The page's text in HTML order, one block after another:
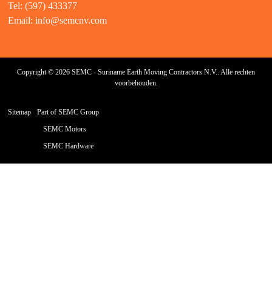
Tel: (597) 433377
Email: info@semcnv.com
Copyright © 2026 SEMC - Suriname Earth Moving Contractors N.V.. Alle rechten
voorbehouden.
Sitemap
Part of SEMC Group
SEMC Motors
SEMC Hardware